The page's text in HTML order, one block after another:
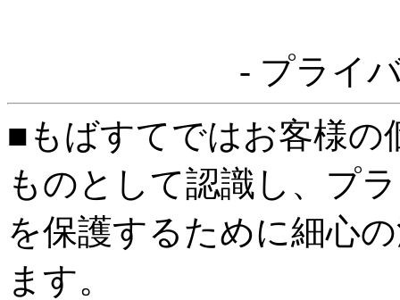
- プライ
■もばすてではお客様の
ものとして認識し、プ
を保護するために細心
ます。